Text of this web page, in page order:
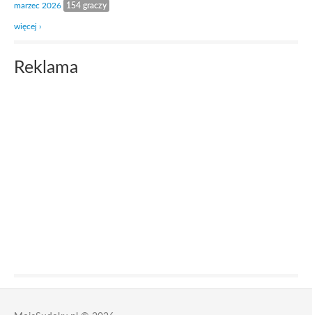
marzec 2026
154 graczy
więcej ›
Reklama